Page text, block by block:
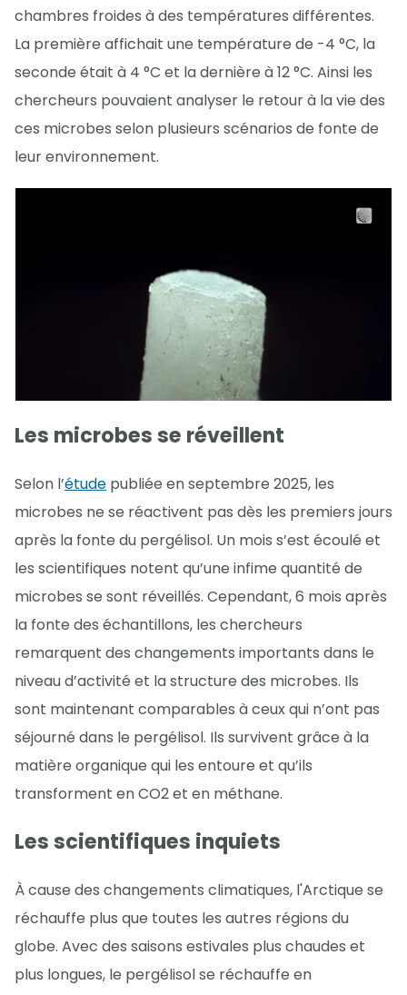
chambres froides à des températures différentes.
La première affichait une température de -4 °C, la
seconde était à 4 °C et la dernière à 12 °C. Ainsi les
chercheurs pouvaient analyser le retour à la vie des
ces microbes selon plusieurs scénarios de fonte de
leur environnement.
Les microbes se réveillent
Selon l’étude publiée en septembre 2025, les
microbes ne se réactivent pas dès les premiers jours
après la fonte du pergélisol. Un mois s’est écoulé et
les scientifiques notent qu’une infime quantité de
microbes se sont réveillés. Cependant, 6 mois après
la fonte des échantillons, les chercheurs
remarquent des changements importants dans le
niveau d’activité et la structure des microbes. Ils
sont maintenant comparables à ceux qui n’ont pas
séjourné dans le pergélisol. Ils survivent grâce à la
matière organique qui les entoure et qu’ils
transforment en CO2 et en méthane.
Les scientifiques inquiets
À cause des changements climatiques, l'Arctique se
réchauffe plus que toutes les autres régions du
globe. Avec des saisons estivales plus chaudes et
plus longues, le pergélisol se réchauffe en